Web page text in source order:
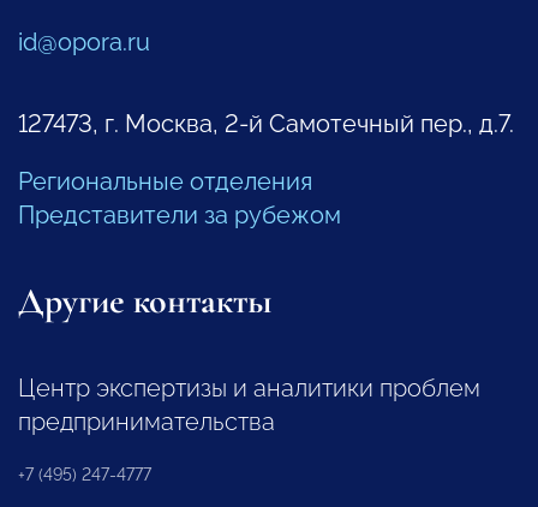
id@opora.ru
127473, г. Москва, 2-й Самотечный пер., д.7.
Региональные отделения
Представители за рубежом
Другие контакты
Центр экспертизы и аналитики проблем
предпринимательства
+7 (495) 247-4777